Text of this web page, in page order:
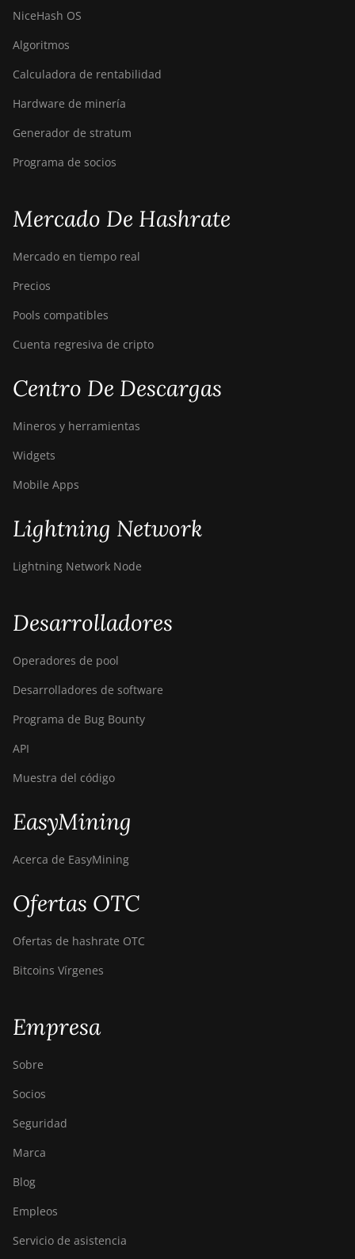
NiceHash OS
Algoritmos
Calculadora de rentabilidad
Hardware de minería
Generador de stratum
Programa de socios
Mercado De Hashrate
Mercado en tiempo real
Precios
Pools compatibles
Cuenta regresiva de cripto
Centro De Descargas
Mineros y herramientas
Widgets
Mobile Apps
Lightning Network
Lightning Network Node
Desarrolladores
Operadores de pool
Desarrolladores de software
Programa de Bug Bounty
API
Muestra del código
EasyMining
Acerca de EasyMining
Ofertas OTC
Ofertas de hashrate OTC
Bitcoins Vírgenes
Empresa
Sobre
Socios
Seguridad
Marca
Blog
Empleos
Servicio de asistencia